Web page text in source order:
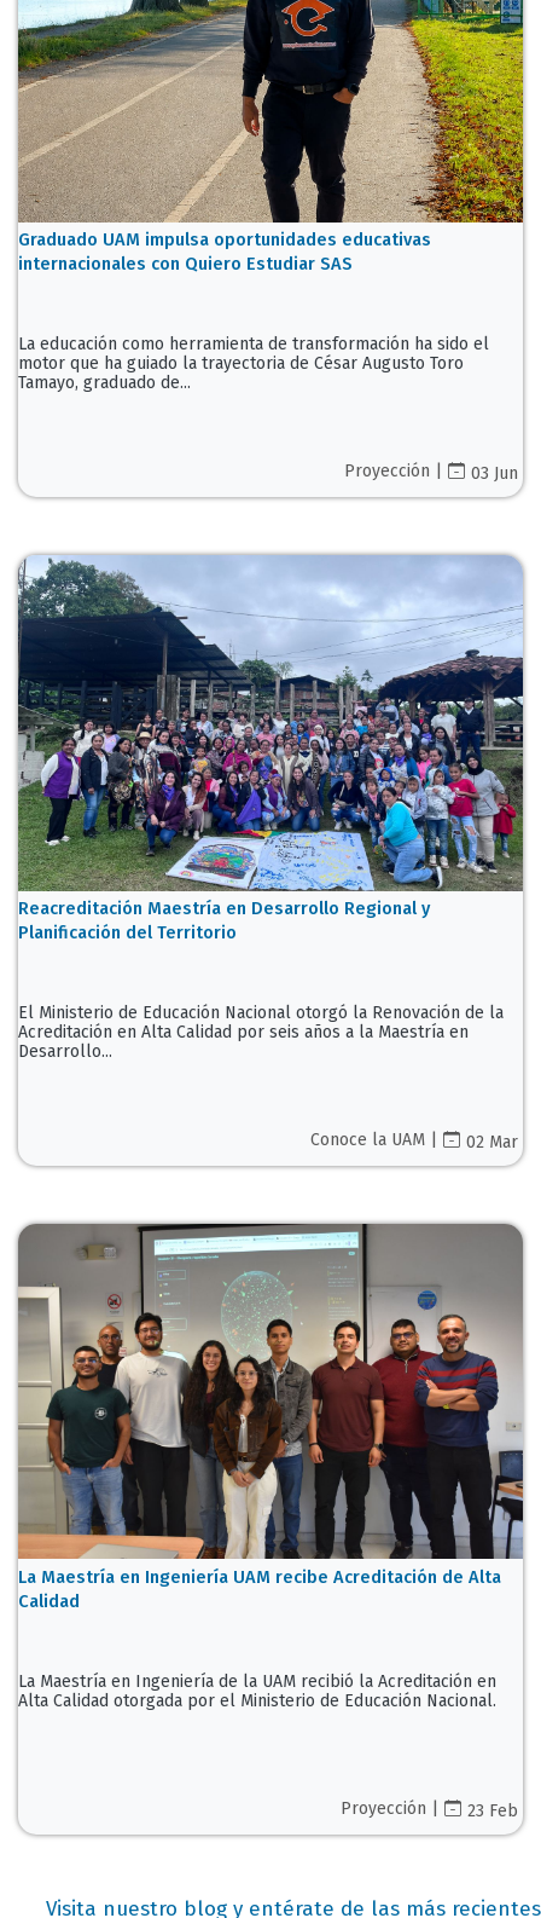
Graduado UAM impulsa oportunidades educativas
internacionales con Quiero Estudiar SAS
La educación como herramienta de transformación ha sido el
motor que ha guiado la trayectoria de César Augusto Toro
Tamayo, graduado de...
Proyección | 03 Jun
Reacreditación Maestría en Desarrollo Regional y
Planificación del Territorio
El Ministerio de Educación Nacional otorgó la Renovación de la
Acreditación en Alta Calidad por seis años a la Maestría en
Desarrollo...
Conoce la UAM | 02 Mar
La Maestría en Ingeniería UAM recibe Acreditación de Alta
Calidad
La Maestría en Ingeniería de la UAM recibió la Acreditación en
Alta Calidad otorgada por el Ministerio de Educación Nacional.
Proyección | 23 Feb
Visita nuestro blog y entérate de las más recientes